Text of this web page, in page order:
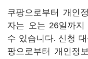
쿠팡으로부터 개인
자는 오는 26일까
수 있습니다. 신청
팡으로부터 개인정